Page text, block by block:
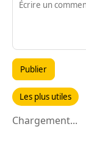
Publier
Les plus utiles
Chargement...